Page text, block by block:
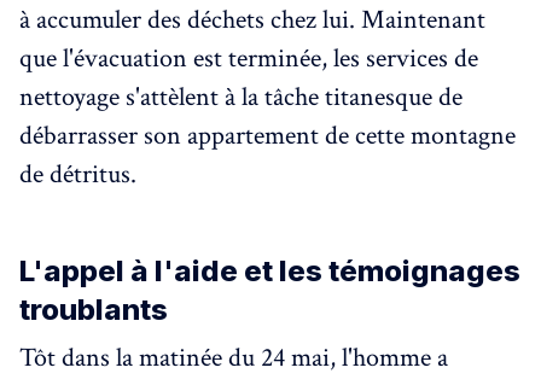
à accumuler des déchets chez lui. Maintenant
que l'évacuation est terminée, les services de
nettoyage s'attèlent à la tâche titanesque de
débarrasser son appartement de cette montagne
de détritus.
L'appel à l'aide et les témoignages
troublants
Tôt dans la matinée du 24 mai, l'homme a